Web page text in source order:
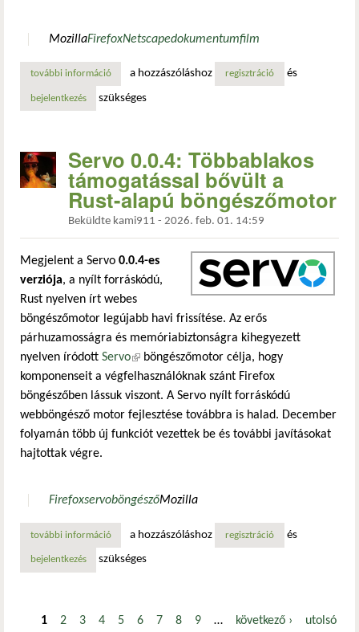
MozillaFirefoxNetscapedokumentumfilm
további információa mozilla története tartalommal kapcsolatosan
a hozzászóláshoz regisztráció és
bejelentkezés szükséges
Servo 0.0.4: Többablakos
támogatással bővült a
Rust-alapú böngészőmotor
Beküldte kami911 - 2026. feb. 01. 14:59
Megjelent a Servo 0.0.4-es
verziója, a nyílt forráskódú,
Rust nyelven írt webes
böngészőmotor legújabb havi frissítése. Az erős
párhuzamosságra és memóriabiztonságra kihegyezett
nyelven íródott Servo(külső hivatkozás)
böngészőmotor célja, hogy
komponenseit a végfelhasználóknak szánt Firefox
böngészőben lássuk viszont. A Servo nyílt forráskódú
webböngésző motor fejlesztése továbbra is halad. December
folyamán több új funkciót vezettek be és további javításokat
hajtottak végre.
FirefoxservoböngészőMozilla
további információservo 0.0.4: többablakos támogatással bővült a rust-
a hozzászóláshoz regisztráció és
bejelentkezés szükséges
1 2 3 4 5 6 7 8 9 … következő ›
utolsó